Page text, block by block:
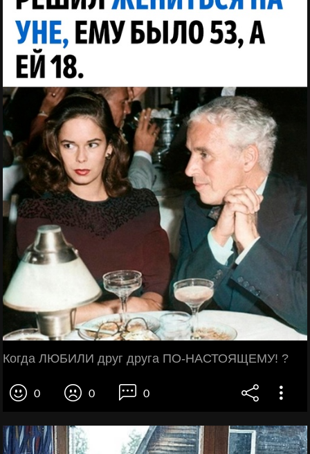
Когда ЛЮБИЛИ друг друга ПО-НАСТОЯЩЕМУ! ?
0 0 0